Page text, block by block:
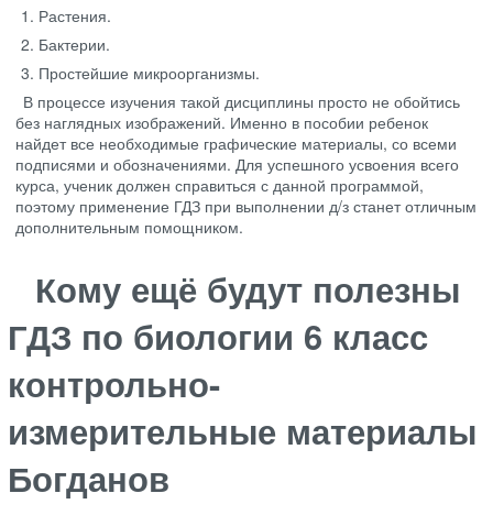
Растения.
Бактерии.
Простейшие микроорганизмы.
В процессе изучения такой дисциплины просто не обойтись
без наглядных изображений. Именно в пособии ребенок
найдет все необходимые графические материалы, со всеми
подписями и обозначениями. Для успешного усвоения всего
курса, ученик должен справиться с данной программой,
поэтому применение ГДЗ при выполнении д/з станет отличным
дополнительным помощником.
Кому ещё будут полезны
ГДЗ по биологии 6 класс
контрольно-
измерительные материалы
Богданов